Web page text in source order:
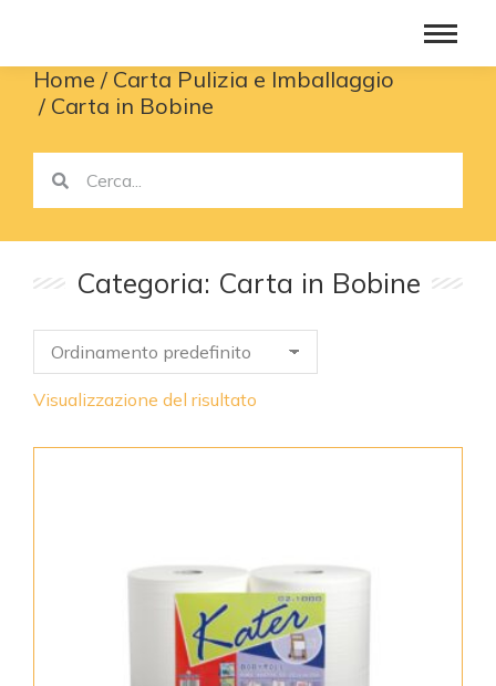
You are here:
Home
Carta Pulizia e Imballaggio
Carta in Bobine
Categoria: Carta in Bobine
Visualizzazione del risultato